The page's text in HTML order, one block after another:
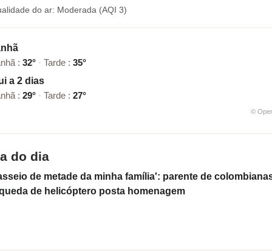
do ar: Moderada (AQI 3)
: 32° · Tarde : 35°
a 2 dias
: 29° · Tarde : 27°
©
do dia
de metade da minha família': parente de
de helicóptero posta homenagem